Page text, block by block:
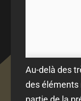
Au-delà des
des éléments